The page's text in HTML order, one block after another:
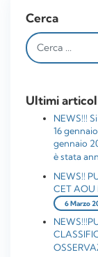
Cerca
Ultimi
NEWS!!!
16
gennaio
è stata
NEWS!!
CET AOU
6 Marzo